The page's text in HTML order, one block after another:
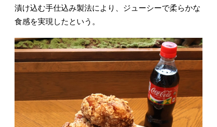
漬け込む手仕込み製法により、ジューシーで柔らかな
食感を実現したという。